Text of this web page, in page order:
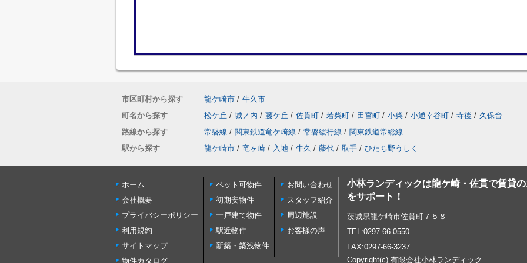
市区町村から探す 龍ケ崎市 / 牛久市
町名から探す
松ケ丘 / 城ノ内 / 藤ケ丘 / 佐貫町 / 若柴町 / 田宮町 / 小柴 / 小通幸谷町 / 寺後 / 久保台
路線から探す
常磐線 / 関東鉄道竜ケ崎線 / 常磐緩行線 / 関東鉄道常総線
駅から探す
龍ケ崎市 / 竜ヶ崎 / 入地 / 牛久 / 藤代 / 取手 / ひたち野うしく
ホーム
会社概要
プライバシーポリシー
利用規約
サイトマップ
物件カタログ
ペット可物件
初期安物件
一戸建て物件
駅近物件
新築・築浅物件
お問い合わせ
スタッフ紹介
周辺施設
お客様の声
小林ランディックは龍ケ崎・佐貫で賃貸
をサポート！
茨城県龍ケ崎市佐貫町７５８
TEL:0297-66-0550
FAX:0297-66-3237
Copyright(c) 有限会社小林ランディック